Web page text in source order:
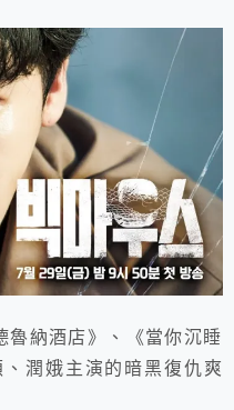
魯納酒店》、《當你沉睡
潤娥主演的暗黑復仇爽